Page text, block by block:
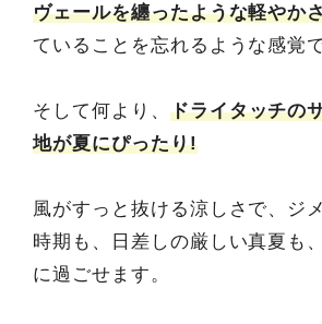
ヴェールを纏ったような軽やか
ていることを忘れるような感覚で
そして何より、 ドライタッチの
地が夏にぴったり!
風がすっと抜ける涼しさで、ジ
時期も、日差しの厳しい真夏も
に過ごせます。